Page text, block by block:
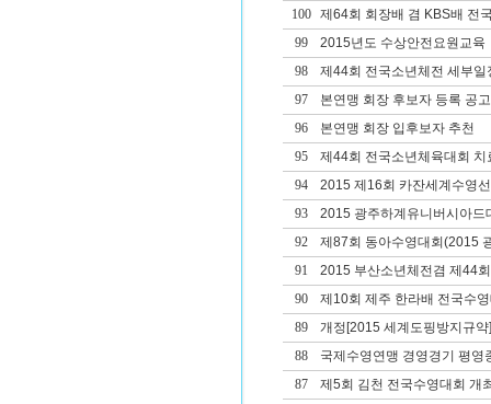
100
제64회 회장배 겸 KBS배 전
99
2015년도 수상안전요원교육
98
제44회 전국소년체전 세부일
97
본연맹 회장 후보자 등록 공고
96
본연맹 회장 입후보자 추천
95
제44회 전국소년체육대회
94
2015 제16회 카잔세계수영
93
2015 광주하계유니버시아드
92
제87회 동아수영대회(2015
91
2015 부산소년체전겸 제44
90
제10회 제주 한라배 전국수
89
개정[2015 세계도핑방지규
88
국제수영연맹 경영경기 평영
87
제5회 김천 전국수영대회 개